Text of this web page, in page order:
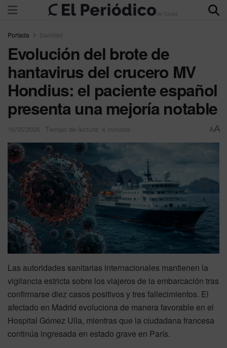
Portada Sanidad
Evolución del brote de
hantavirus del crucero MV
Hondius: el paciente español
presenta una mejoría notable
16/05/2026 Tiempo de lectura: 4 minutos AA
Las autoridades sanitarias internacionales mantienen la
vigilancia estricta sobre los viajeros de la embarcación tras
confirmarse diez casos positivos y tres fallecimientos. El
afectado en Madrid evoluciona de manera favorable en el
Hospital Gómez Ulla, mientras que la ciudadana francesa
continúa ingresada en estado grave en París.